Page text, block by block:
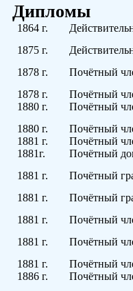
Дипломы
1864 г.
1875 г.
1878 г.
Почётный
1878 г.
Почётный
1880 г.
Почётный
1880 г.
Почётный
1881 г.
Почётный
1881г.
Почётный
1881 г.
Почётный
1881 г.
Почётный
1881 г.
Почётный
1881 г.
Почётный
1881 г.
Почётный
1886 г.
Почётный